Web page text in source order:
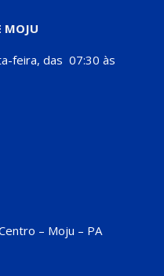
MOJU
feira, das 07:30 às
– Moju – PA